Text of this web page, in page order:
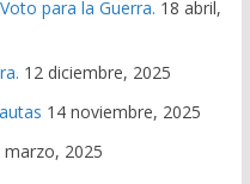
para la Guerra. 18 abril,
12 diciembre, 2025
14 noviembre, 2025
marzo, 2025